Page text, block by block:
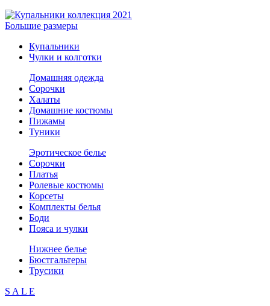
Большие размеры
Купальники
Чулки и колготки
Домашняя одежда
Сорочки
Халаты
Домашние костюмы
Пижамы
Туники
Эротическое белье
Сорочки
Платья
Ролевые костюмы
Корсеты
Комплекты белья
Боди
Пояса и чулки
Нижнее белье
Бюстгальтеры
Трусики
S A L E